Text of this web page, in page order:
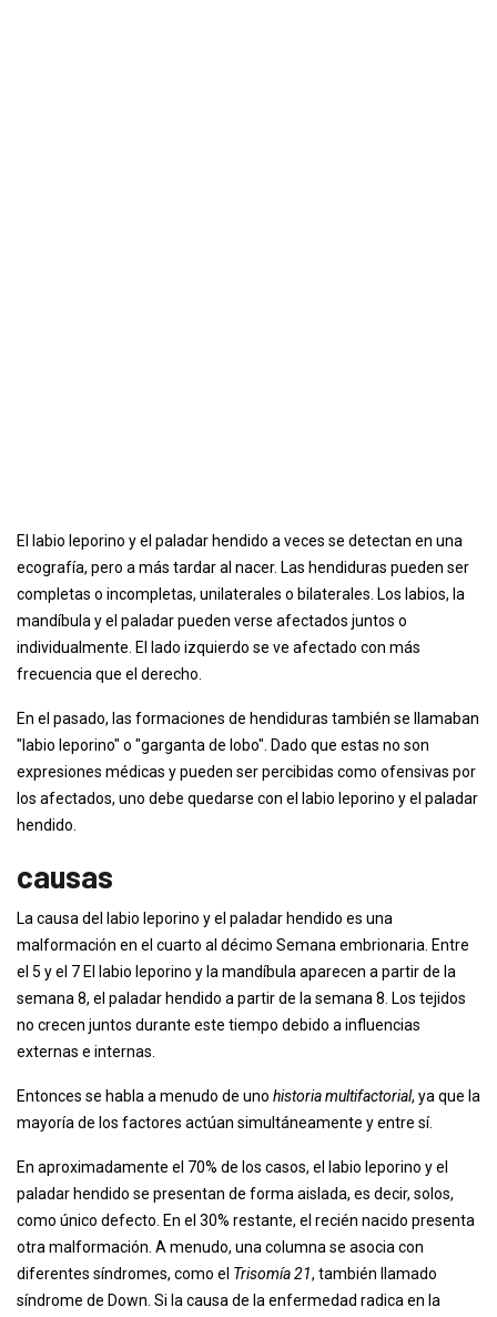
El labio leporino y el paladar hendido a veces se detectan en una
ecografía, pero a más tardar al nacer. Las hendiduras pueden ser
completas o incompletas, unilaterales o bilaterales. Los labios, la
mandíbula y el paladar pueden verse afectados juntos o
individualmente. El lado izquierdo se ve afectado con más
frecuencia que el derecho.
En el pasado, las formaciones de hendiduras también se llamaban
"labio leporino" o "garganta de lobo". Dado que estas no son
expresiones médicas y pueden ser percibidas como ofensivas por
los afectados, uno debe quedarse con el labio leporino y el paladar
hendido.
causas
La causa del labio leporino y el paladar hendido es una
malformación en el cuarto al décimo Semana embrionaria. Entre
el 5 y el 7 El labio leporino y la mandíbula aparecen a partir de la
semana 8, el paladar hendido a partir de la semana 8. Los tejidos
no crecen juntos durante este tiempo debido a influencias
externas e internas.
Entonces se habla a menudo de uno historia multifactorial, ya que la
mayoría de los factores actúan simultáneamente y entre sí.
En aproximadamente el 70% de los casos, el labio leporino y el
paladar hendido se presentan de forma aislada, es decir, solos,
como único defecto. En el 30% restante, el recién nacido presenta
otra malformación. A menudo, una columna se asocia con
diferentes síndromes, como el Trisomía 21, también llamado
síndrome de Down. Si la causa de la enfermedad radica en la